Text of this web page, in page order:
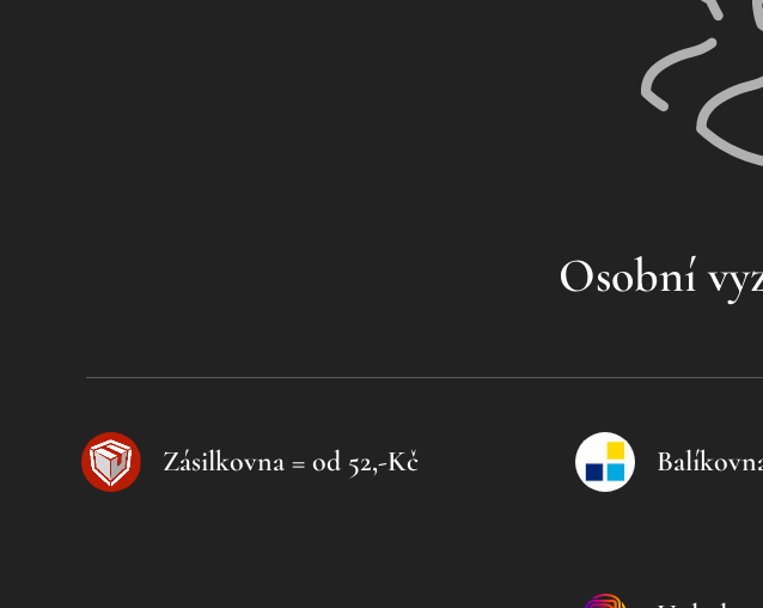
Osobní
Zásilkovna = od 52,-Kč